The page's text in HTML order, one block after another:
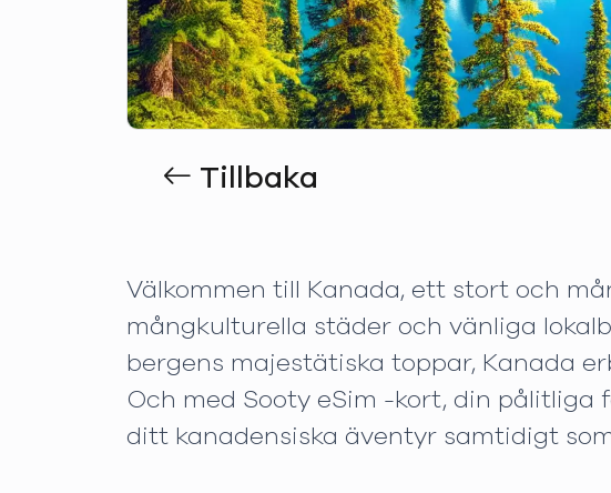
Tillbaka
Välkommen till Kanada, ett stort och
mångkulturella städer och vänliga
bergens majestätiska toppar, Kanada
Och med Sooty eSim -kort, din
ditt kanadensiska äventyr samtidigt